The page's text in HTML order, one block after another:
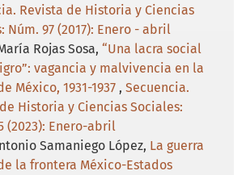
Revista de Historia y Ciencias
Núm. 97 (2017): Enero - abril
Rojas Sosa, “Una lacra social
vagancia y malvivencia en la
México, 1931-1937 , Secuencia.
Historia y Ciencias Sociales:
(2023): Enero-abril
Samaniego López, La guerra
la frontera México-Estados